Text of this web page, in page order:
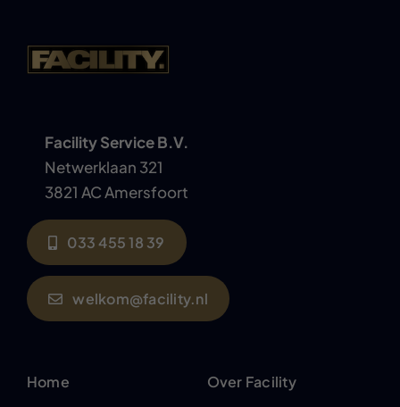
Facility Service B.V.
Netwerklaan 321
3821 AC Amersfoort
033 455 18 39
welkom@facility.nl
Home Over Facility